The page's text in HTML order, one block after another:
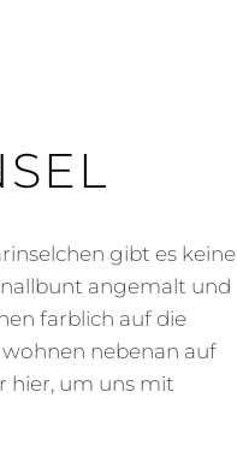
gibt es keine
angemalt und
farblich auf die
nebenan auf
hier, um uns mit